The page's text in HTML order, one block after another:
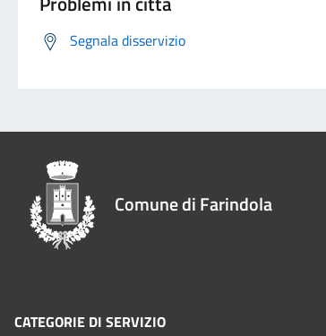
Segnala disservizio
Comune di Farindola
CATEGORIE DI SERVIZIO